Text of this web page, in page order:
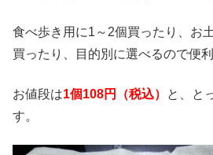
食べ歩き用に1～2個買ったり、お
買ったり、目的別に選べるので便利
お値段は1個108円（税込）
と、と
す。